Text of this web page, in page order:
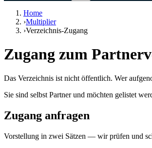
Home
›Multiplier
›Verzeichnis-Zugang
Zugang zum
Das Verzeichnis ist nicht öffentlich. Wer
Sie sind selbst Partner und möchten gelistet
Zugang anfragen
Vorstellung in zwei Sätzen — wir prüfen und